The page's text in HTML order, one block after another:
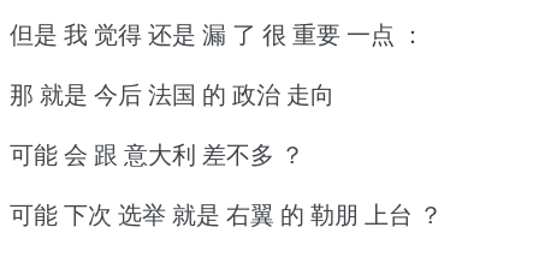
但是 我 觉得 还是 漏 了 很 重要 一点 ：
那 就是 今后 法国 的 政治 走向
可能 会 跟 意大利 差不多 ？
可能 下次 选举 就是 右翼 的 勒朋 上台 ？